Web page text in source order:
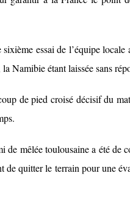
essai de l’équipe
Namibie étant laissée sans
de pied croisé décisif du
mêlée toulousaine a été de
de quitter le terrain pour une